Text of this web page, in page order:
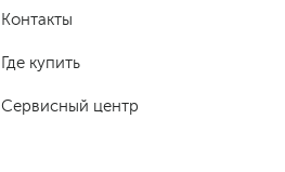
Контакты
Где купить
Сервисный центр